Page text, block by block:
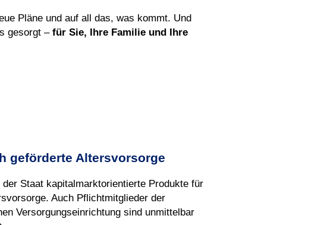
Pläne und auf all das, was kommt. Und
gesorgt – für Sie, Ihre Familie und Ihre
geförderte Altersvorsorge
der Staat kapitalmarktorientierte Produkte für
Auch Pflichtmitglieder der
Versorgungseinrichtung sind unmittelbar